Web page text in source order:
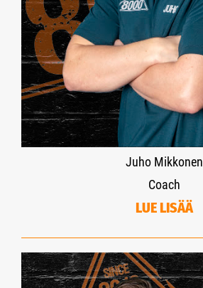
Juho Mikkonen
Coach
LUE LISÄÄ